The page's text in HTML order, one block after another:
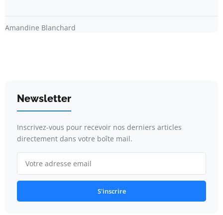
Amandine Blanchard
Newsletter
Inscrivez-vous pour recevoir nos derniers articles
directement dans votre boîte mail.
S'inscrire